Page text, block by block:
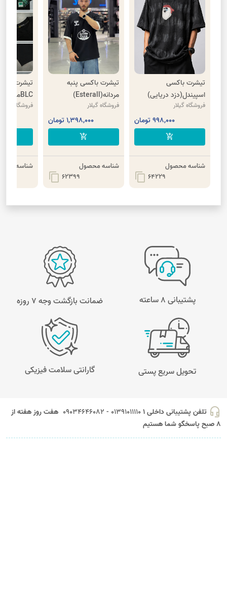
تیشرت باکسی
اسپیندل(دزد دریایی)
فروشگاه گیلار
998,000 تومان
add_shopping_cart
شناسه محصول
64229
content_copy
تیشرت باکسی پنبه
مردانه(Esterall)
فروشگاه گیلار
1,398,000 تومان
add_shopping_cart
شناسه محصول
62399
content_copy
تیشرت
BLCمردانه(تمساح)
فروشگاه گیلار
شناسه
پشتیبانی 8 ساعته ضمانت بازگشت وجه ۷ روزه
تحویل سریع پستی گارانتی سلامت فیزیکی
headset_mic تلفن پشتیبانی داخلی 1 01391011110 - 09034646082
هفت روز هفته از
8 صبح پاسخگو شما هستیم